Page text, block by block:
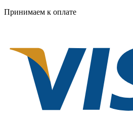
Принимаем к оплате